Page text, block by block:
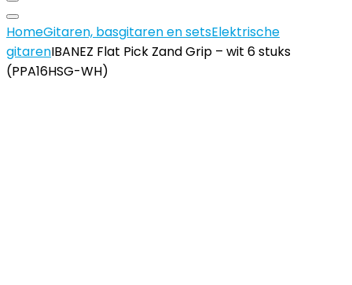
HomeGitaren, basgitaren en setsElektrische
gitarenIBANEZ Flat Pick Zand Grip – wit 6 stuks
(PPA16HSG-WH)